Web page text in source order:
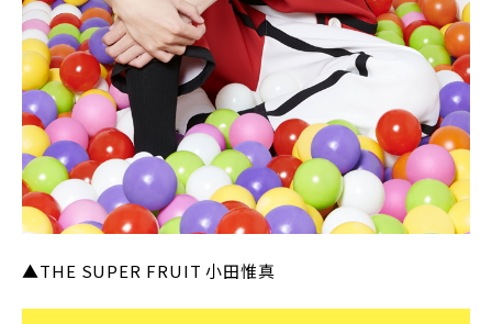
▲THE SUPER FRUIT 小田惟真